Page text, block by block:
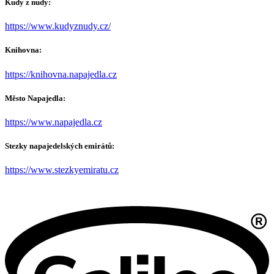
Kudy z nudy:
https://www.kudyznudy.cz/
Knihovna:
https://knihovna.napajedla.cz
Město Napajedla:
https://www.napajedla.cz
Stezky napajedelských emirátů:
https://www.stezkyemiratu.cz